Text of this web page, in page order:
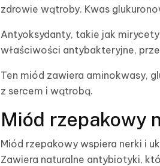
zdrowie wątroby. Kwas
Antyoksydanty, takie jak
właściwości antybakteryjne,
Ten miód zawiera aminokwasy,
z sercem i wątrobą.
Miód rzepakowy
Miód rzepakowy wspiera nerki i
Zawiera naturalne antybiotyki,